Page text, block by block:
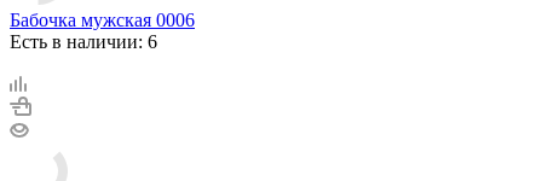
Бабочка мужская 0006
Есть в наличии: 6